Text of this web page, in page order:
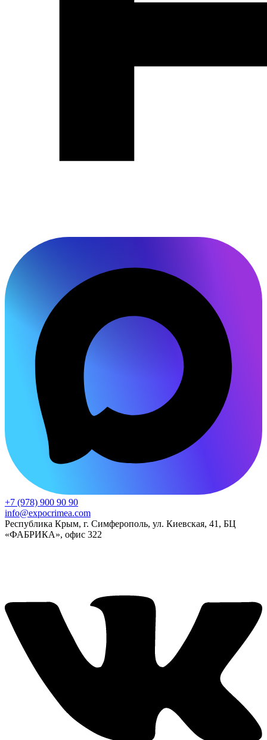
+7 (978) 900 90 90
info@expocrimea.com
Республика Крым, г. Симферополь, ул. Киевская, 41, БЦ
«ФАБРИКА», офис 322